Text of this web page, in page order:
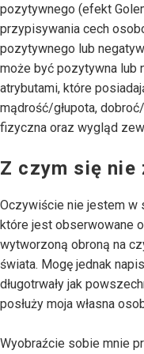
pozytywnego (efekt
przypisywania cech
pozytywnego lub
może być pozytywna lub
atrybutami, które
mądrość/głupota,
fizyczna oraz wygląd
Z czym się nie
Oczywiście nie jestem w
które jest obserwowane
wytworzoną obroną na
świata. Mogę jednak
długotrwały jak
posłuży moja własna
Wyobraźcie sobie mnie